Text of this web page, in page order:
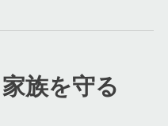
族を守る